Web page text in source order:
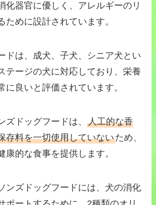
化器官に優しく、アレルギーのリ
ために設計されています。
ドは、成犬、子犬、シニア犬とい
テージの犬に対応しており、栄養
に良いと評価されています。
ズドッグフードは、人工的な香
存料を一切使用していないため、
康的な食事を提供します。
ンズドッグフードには、犬の消化